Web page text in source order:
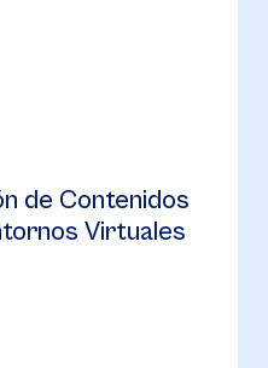
de Contenidos
Virtuales